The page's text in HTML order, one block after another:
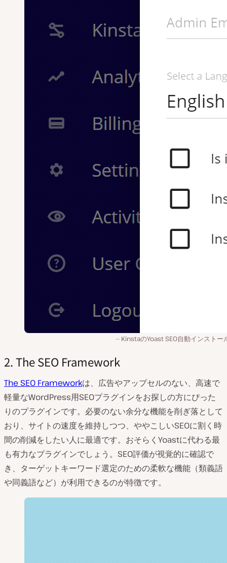
KinstaのYoast SEO自動インストー
2. The SEO Framework
The SEO Frameworkは、広告やアップセルのない、高速で
軽量なWordPress用SEOプラグインをお探しの方にぴった
りのプラグインです。必要のない余分な機能を削ぎ落として
おり、サイトの速度を維持しつつ、ややこしいSEOに割く時
間の削減をしたい人に最適です。おそらくYoastに代わる最
も有力なプラグインでしょう。SEO評価が視覚的に確認で
き、ターゲットキーワード選定のための柔軟な機能（類義語
や同義語など）が利用できるのが特徴です。